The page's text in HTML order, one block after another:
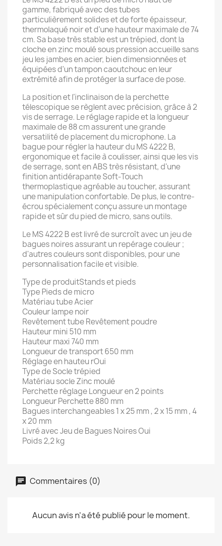
gamme, fabriqué avec des tubes
particulièrement solides et de forte épaisseur,
thermolaqué noir et d'une hauteur maximale de 74
cm. Sa base très stable est un trépied, dont la
cloche en zinc moulé sous pression accueille sans
jeu les jambes en acier, bien dimensionnées et
équipées d'un tampon caoutchouc en leur
extrémité afin de protéger la surface de pose.
La position et l'inclinaison de la perchette
télescopique se règlent avec précision, grâce à 2
vis de serrage. Le réglage rapide et la longueur
maximale de 88 cm assurent une grande
versatilité de placement du microphone. La
bague pour régler la hauteur du MS 4222 B,
ergonomique et facile à coulisser, ainsi que les vis
de serrage, sont en ABS très résistant, d'une
finition antidérapante Soft-Touch
thermoplastique agréable au toucher, assurant
une manipulation confortable. De plus, le contre-
écrou spécialement conçu assure un montage
rapide et sûr du pied de micro, sans outils.
Le MS 4222 B est livré de surcroît avec un jeu de
bagues noires assurant un repérage couleur ;
d'autres couleurs sont disponibles, pour une
personnalisation facile et visible.
Type de produitStands et pieds
Type Pieds de micro
Matériau tube Acier
Couleur lampe noir
Revêtement tube Revêtement poudre
Hauteur mini 510 mm
Hauteur maxi 740 mm
Longueur de transport 650 mm
Réglage en hauteu rOui
Type de Socle trépied
Matériau socle Zinc moulé
Perchette réglage Longueur en 2 points
Longueur Perchette 880 mm
Bagues interchangeables 1 x 25 mm , 2 x 15 mm , 4
x 20 mm
Livré avec Jeu de Bagues Noires Oui
Poids 2,2 kg
Commentaires (0)
Aucun avis n'a été publié pour le moment.